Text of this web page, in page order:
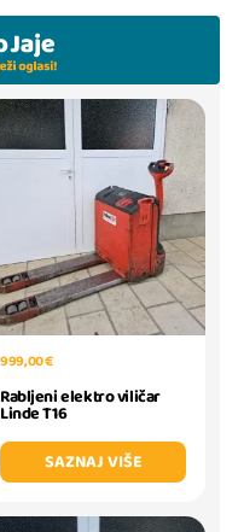
999,00 €
Rabljeni elektro viličar
Linde T16
SAZNAJ VIŠE